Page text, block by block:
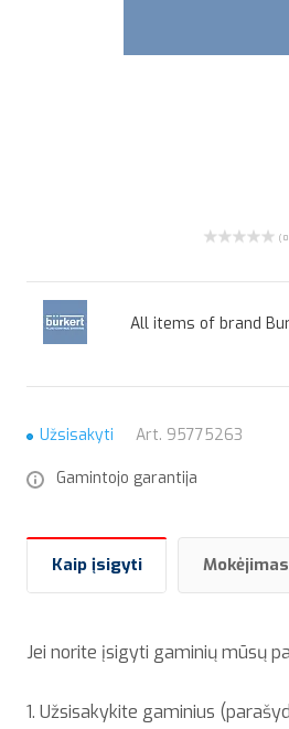
( 0
All items of brand
Užsisakyti Art. 95775263
Gamintojo garantija
Kaip įsigyti Mokėjimas
Jei norite įsigyti gaminių mūsų
1. Užsisakykite gaminius